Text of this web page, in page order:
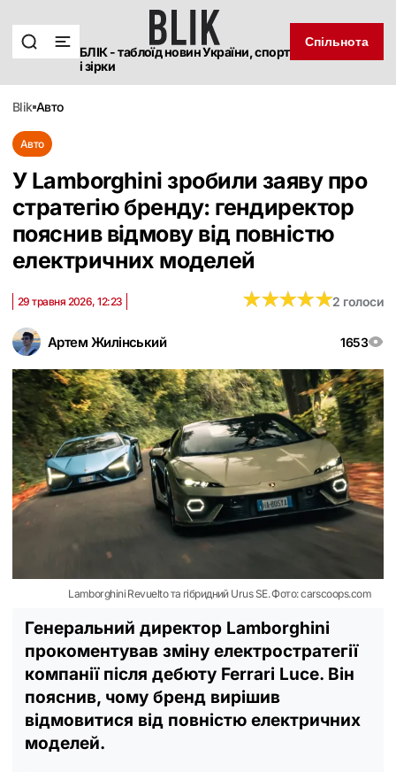
БЛІК - таблоїд новин України, спорт
і зірки
Спільнота
blik авто
Авто
У Lamborghini зробили заяву про
стратегію бренду: гендиректор
пояснив відмову від повністю
електричних моделей
Артем Жилінський 1653
29 травня 2026, 12:23 ★★★★★
★★★★★2 голоси
Lamborghini Revuelto та гібридний Urus SE. Фото: carscoops.com
Генеральний директор Lamborghini
прокоментував зміну електростратегії
компанії після дебюту Ferrari Luce. Він
пояснив, чому бренд вирішив
відмовитися від повністю електричних
моделей.